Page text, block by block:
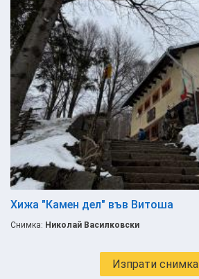
Хижа "Камен дел" във Витоша
Снимка: Николай Василковски
Изпрати снимка